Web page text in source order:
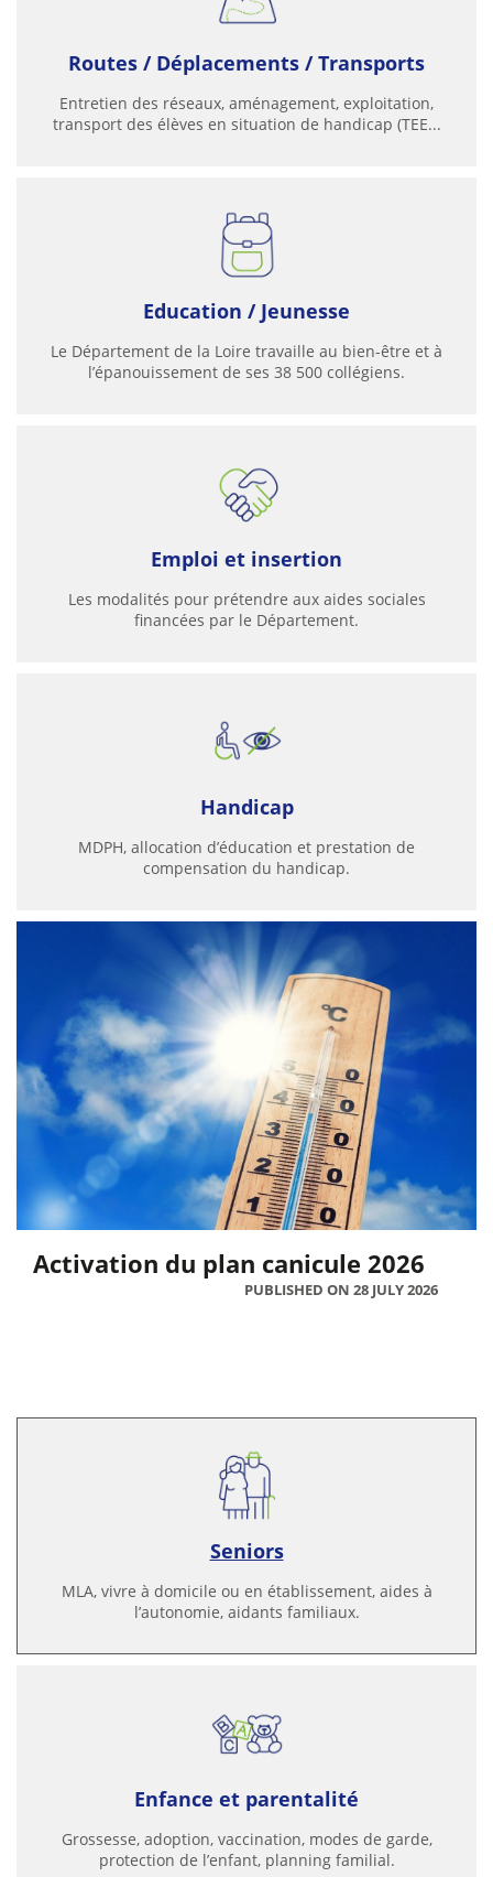
Routes / Déplacements / Transports
Entretien des réseaux, aménagement, exploitation,
transport des élèves en situation de handicap (TEE...
Education / Jeunesse
Le Département de la Loire travaille au bien-être et à
l’épanouissement de ses 38 500 collégiens.
Emploi et insertion
Les modalités pour prétendre aux aides sociales
financées par le Département.
Handicap
MDPH, allocation d’éducation et prestation de
compensation du handicap.
Activation du plan canicule 2026
PUBLISHED ON 28 JULY 2026
Seniors
MLA, vivre à domicile ou en établissement, aides à
l’autonomie, aidants familiaux.
Enfance et parentalité
Grossesse, adoption, vaccination, modes de garde,
protection de l’enfant, planning familial.